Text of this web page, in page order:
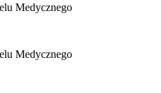
Medycznego
Medycznego